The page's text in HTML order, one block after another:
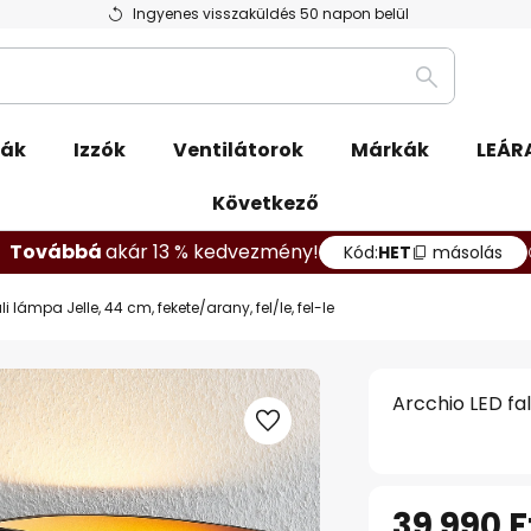
Ingyenes visszaküldés 50 napon belül
Keresés
Izzók Ventilátorok Márkák
Következő
Továbbáakár 13 % kedvezmény! Kód:HET másolás
lámpa Jelle, 44 cm, fekete/arany, fel/le, fel-le
Arcchio LED